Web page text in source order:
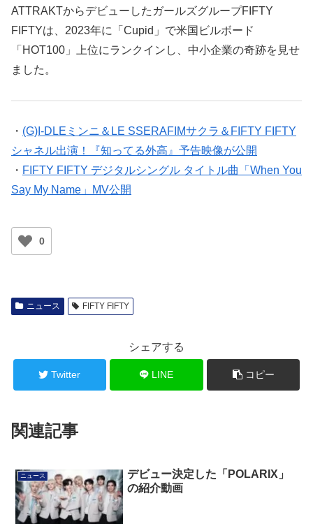
ATTRAKTからデビューしたガールズグループFIFTY
FIFTYは、2023年に「Cupid」で米国ビルボード
「HOT100」上位にランクインし、中小企業の奇跡を見せ
ました。
・ (G)I-DLEミンニ＆LE SSERAFIMサクラ＆FIFTY FIFTY
シャネル出演！『知ってる外高』予告映像が公開
・ FIFTY FIFTY デジタルシングル タイトル曲「When You
Say My Name」MV公開
0
ニュース FIFTY FIFTY
シェアする
Twitter LINE コピー
関連記事
ニュース
デビュー決定した「POLARIX」
の紹介動画